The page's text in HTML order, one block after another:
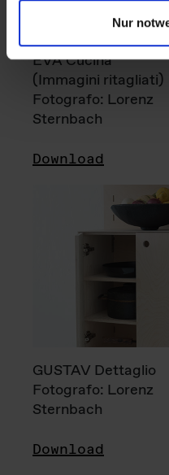
Nur
EVA Cucina
(Immagini ritagliati)
Fotografo: Lorenz
Sternbach
Download
GUSTAV Dettaglio
Fotografo: Lorenz
Sternbach
Download